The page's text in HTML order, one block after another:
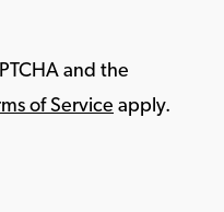
and the
of Service apply.